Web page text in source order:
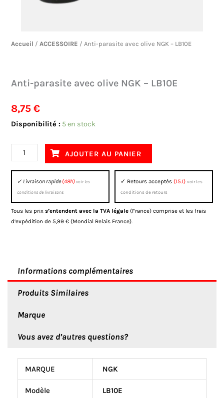
Accueil /ACCESSOIRE / Anti-parasite avec olive NGK – LB10E
Anti-parasite avec olive NGK – LB10E
8,75€
Disponibilité : 5 en stock
quantité
Anti-
parasite
avec
olive
NGK
-
AJOUTER AU PANIER
✓ Livraison rapide (48h)voir les
conditions de livraisons
✓ Retours acceptés (15J) voir les
conditions de retours
Tous les prixs’entendent avec la TVA légale (France) comprise et les frais
d’expédition de 5,99 € (Mondial Relais France).
Informations complémentaires
Produits Similaires
Marque
Vous avez d’autres questions?
MARQUE NGK
Modèle LB10E